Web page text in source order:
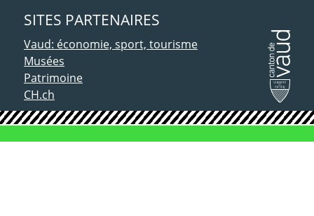
SITES PARTENAIRES
Vaud: économie, sport, tourisme
Musées
Patrimoine
CH.ch